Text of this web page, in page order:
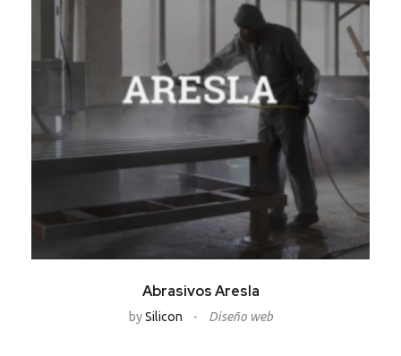
Abrasivos Aresla
by Silicon Diseño web